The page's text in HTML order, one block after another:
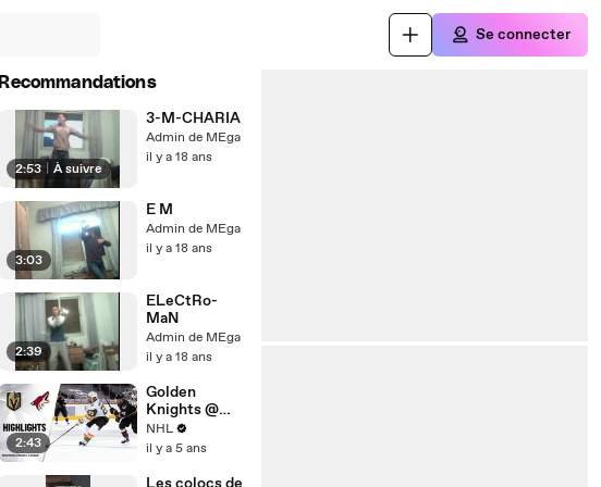
Se connecter
Recommandations
2:53 À suivre
3-M-CHARIA
Admin de MEga
il y a 18 ans
3:03
E M
Admin de MEga
il y a 18 ans
2:39
ELeCtRo-
MaN
Admin de MEga
il y a 18 ans
2:43
Golden
Knights @
Avalanche
5/1/21 | NHL
NHL
il y a 5 ans